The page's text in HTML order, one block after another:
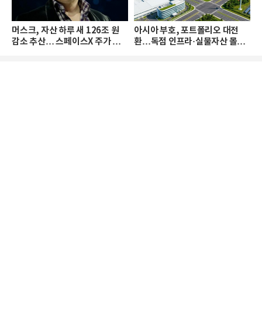
머스크, 자산 하루 새 126조 원
감소 추산… 스페이스X 주가 하
아시아 부호, 포트폴리오 대전
환…독점 인프라·실물자산 몰린